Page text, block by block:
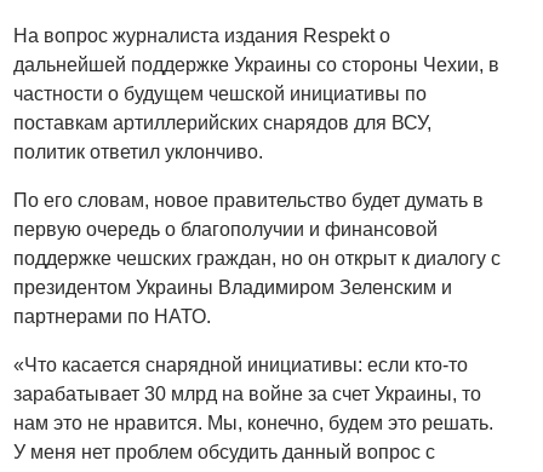
На вопрос журналиста издания Respekt о
дальнейшей поддержке Украины со стороны Чехии, в
частности о будущем чешской инициативы по
поставкам артиллерийских снарядов для ВСУ,
политик ответил уклончиво.
По его словам, новое правительство будет думать в
первую очередь о благополучии и финансовой
поддержке чешских граждан, но он открыт к диалогу с
президентом Украины Владимиром Зеленским и
партнерами по НАТО.
«Что касается снарядной инициативы: если кто-то
зарабатывает 30 млрд на войне за счет Украины, то
нам это не нравится. Мы, конечно, будем это решать.
У меня нет проблем обсудить данный вопрос с